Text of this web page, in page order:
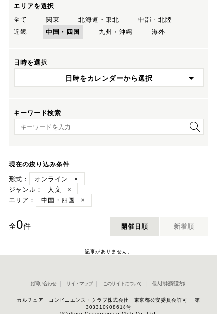
エリアを選択
全て
関東 北海道・東北
中部・北陸
近畿
中国・四国 九州・沖縄 海外
日時を選択
日時をカレンダーから選択
キーワード検索
キーワード検索
現在の絞り込み条件
形式：
オンライン
×
ジャンル：
人文
×
エリア：
中国・四国 ×
全0件 開催日順 新着順
記事がありません。
お問い合わせ サイトマップ このサイトについて 個人情報保護方針
カルチュア・コンビニエンス・クラブ株式会社 東京都公安委員会許可 第
303310908618号